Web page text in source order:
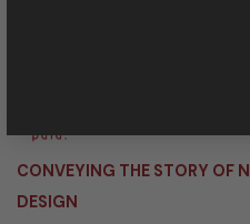
CONVEYING THE STORY OF
DESIGN